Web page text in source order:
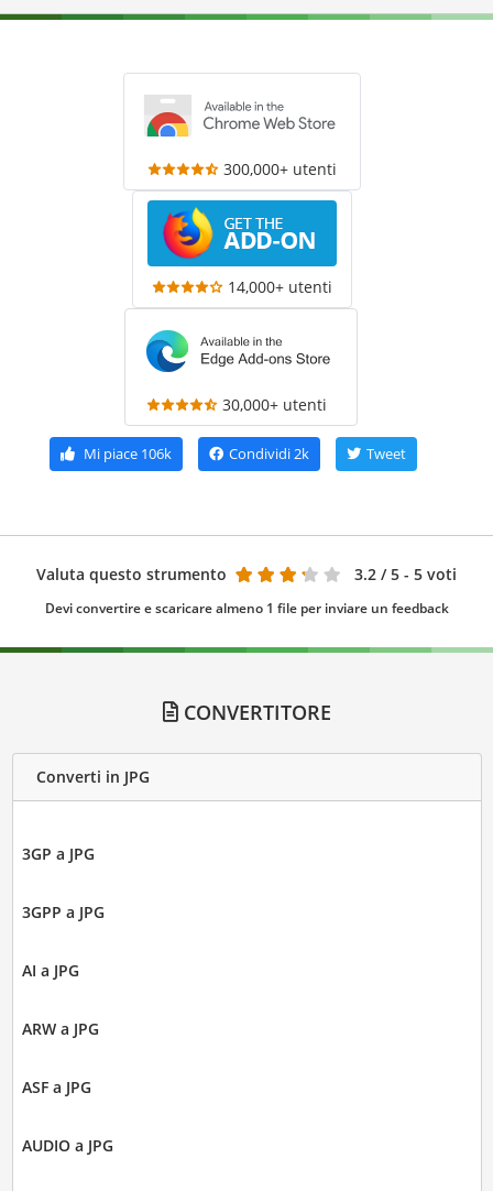
300,000+ utenti
14,000+ utenti
30,000+ utenti
Mi piace 106k Condividi2k Tweet
Valuta questo strumento 3.2 / 5 - 5 voti
Devi convertire e scaricare almeno 1 file per inviare un feedback
CONVERTITORE
Converti in JPG
3GP a JPG
3GPP a JPG
AI a JPG
ARW a JPG
ASF a JPG
AUDIO a JPG